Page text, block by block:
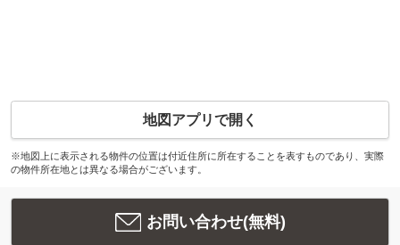
地図アプリで開く
※地図上に表示される物件の位置は付近住所に所在することを表すものであり、実際
の物件所在地とは異なる場合がございます。
お問い合わせ(無料)